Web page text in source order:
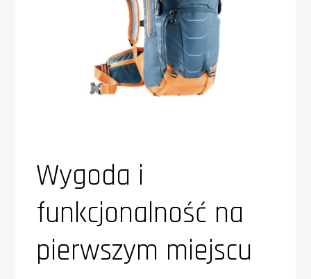
Wygoda i
funkcjonalność na
pierwszym miejscu